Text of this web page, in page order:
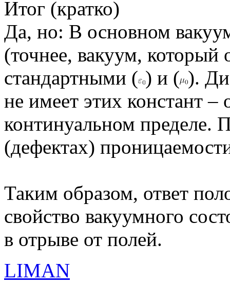
Итог (кратко)
Да, но: В основном
(точнее, вакуум, который
стандартными ( ) и ( ).
не имеет этих констант
континуальном пределе.
(дефектах)
Таким образом, ответ
свойство вакуумного
в отрыве от полей.
LIMAN